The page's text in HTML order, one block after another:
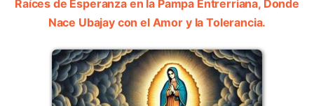
Raíces de Esperanza en la Pampa Entrerriana, Donde
Nace Ubajay con el Amor y la Tolerancia.